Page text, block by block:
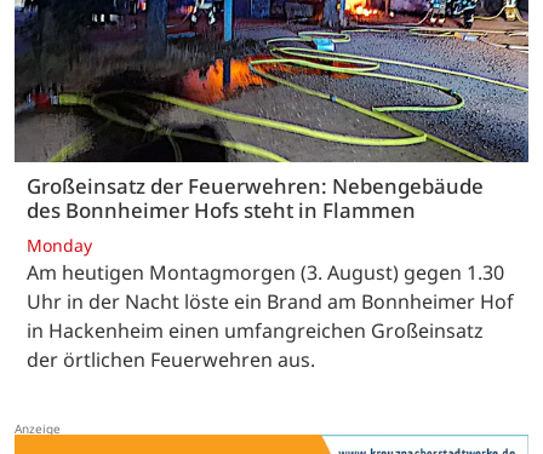
Großeinsatz der Feuerwehren: Nebengebäude
des Bonnheimer Hofs steht in Flammen
Monday
Am heutigen Montagmorgen (3. August) gegen 1.30
Uhr in der Nacht löste ein Brand am Bonnheimer Hof
in Hackenheim einen umfangreichen Großeinsatz
der örtlichen Feuerwehren aus.